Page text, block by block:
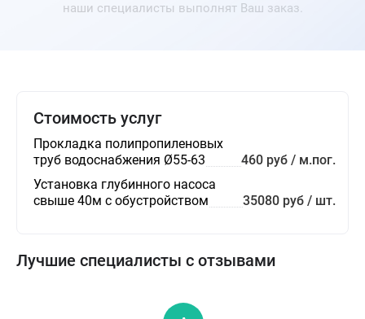
наши специалисты выполнят Ваш заказ.
Стоимость услуг
Прокладка полипропиленовых
труб водоснабжения Ø55-63
460 руб / м.пог.
Установка глубинного насоса
свыше 40м с обустройством
35080 руб / шт.
Лучшие специалисты с отзывами